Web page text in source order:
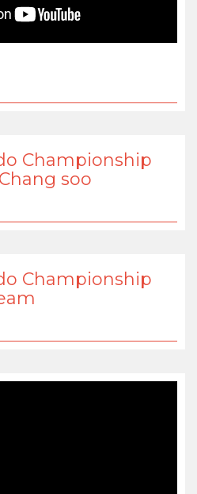
Championship
soo
Championship